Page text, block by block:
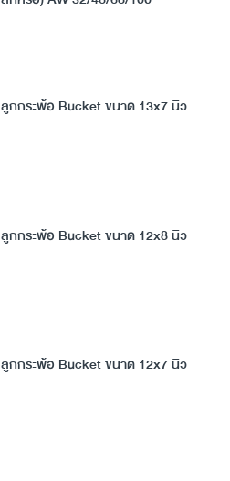
ลูกกระพ้อ Bucket ขนาด 13x7 นิ้ว
ลูกกระพ้อ Bucket ขนาด 12x8 นิ้ว
ลูกกระพ้อ Bucket ขนาด 12x7 นิ้ว